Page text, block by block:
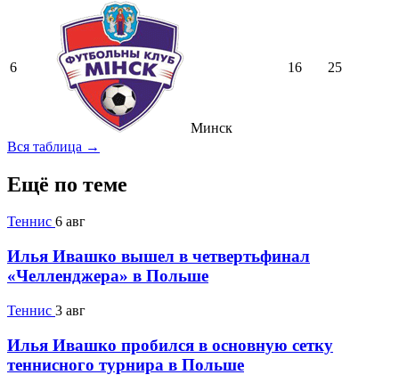
6
Минск
16 25
Вся таблица →
Ещё по теме
Теннис 6 авг
Илья Ивашко вышел в четвертьфинал
«Челленджера» в Польше
Теннис 3 авг
Илья Ивашко пробился в основную сетку
теннисного турнира в Польше